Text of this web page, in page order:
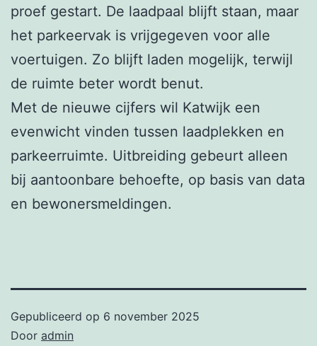
proef gestart. De laadpaal blijft staan, maar
het parkeervak is vrijgegeven voor alle
voertuigen. Zo blijft laden mogelijk, terwijl
de ruimte beter wordt benut.
Met de nieuwe cijfers wil Katwijk een
evenwicht vinden tussen laadplekken en
parkeerruimte. Uitbreiding gebeurt alleen
bij aantoonbare behoefte, op basis van data
en bewonersmeldingen.
Gepubliceerd op 6 november 2025
Door admin